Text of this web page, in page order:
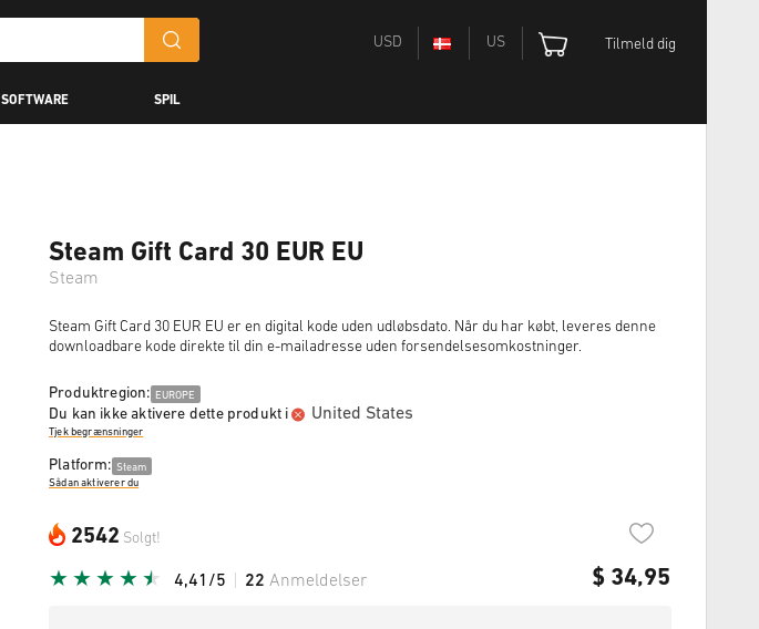
USD US Tilmeld dig
SOFTWARE SPIL
Steam Gift Card 30 EUR EU
Steam
Steam Gift Card 30 EUR EU er en digital kode uden udløbsdato. Når du har købt, leveres denne
downloadbare kode direkte til din e-mailadresse uden forsendelsesomkostninger.
Produktregion: EUROPE
Du kan ikke aktivere dette produkt i United States
Tjek begrænsninger
Platform: Steam
Sådan aktiverer du
2542 Solgt!
$ 34,95
4,41/5 22 Anmeldelser